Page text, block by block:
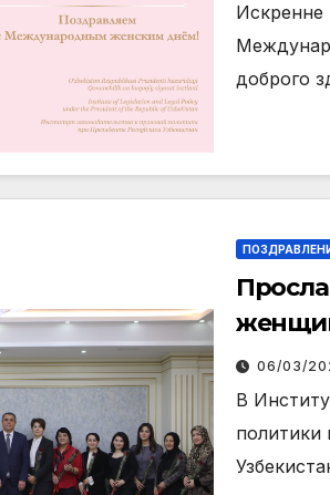
Искренне
доброго
06/03/
В
политики